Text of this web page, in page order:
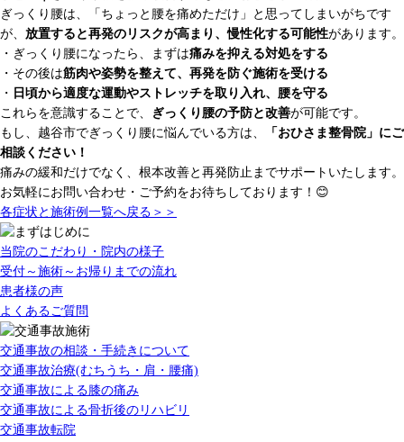
ぎっくり腰は、「ちょっと腰を痛めただけ」と思ってしまいがちです
が、 放置すると再発のリスクが高まり、慢性化する可能性があります。
・ぎっくり腰になったら、まずは痛みを抑える対処をする
・その後は筋肉や姿勢を整えて、再発を防ぐ施術を受ける
・ 日頃から適度な運動やストレッチを取り入れ、腰を守る
これらを意識することで、
ぎっくり腰の予防と改善が可能です。
もし、越谷市でぎっくり腰に悩んでいる方は、
「おひさま整骨院」にご
相談ください！
痛みの緩和だけでなく、根本改善と再発防止までサポートいたします。
お気軽にお問い合わせ・ご予約をお待ちしております！😊
各症状と施術例一覧へ戻る＞＞
当院のこだわり・院内の様子
受付～施術～お帰りまでの流れ
患者様の声
よくあるご質問
交通事故の相談・手続きについて
交通事故治療(むちうち・肩・腰痛)
交通事故による膝の痛み
交通事故による骨折後のリハビリ
交通事故転院